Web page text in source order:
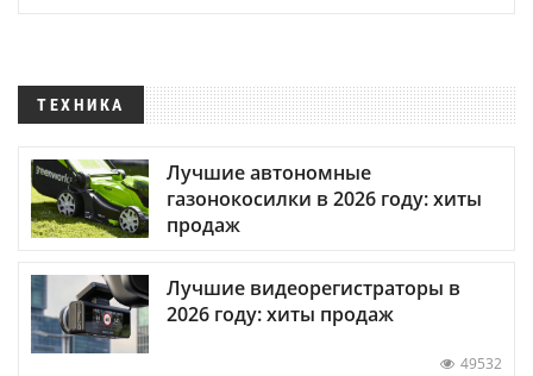
ТЕХНИКА
Лучшие автономные
газонокосилки в 2026 году: хиты
продаж
Лучшие видеорегистраторы в
2026 году: хиты продаж
49532